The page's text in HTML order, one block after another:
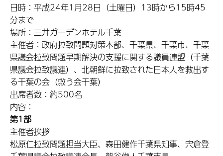
日時：平成24年1月28日（土曜日）13時から15時45
分まで
場所：三井ガーデンホテル千葉
主催者：政府拉致問題対策本部、千葉県、千葉市、千葉
県議会拉致問題早期解決の支援に関する議員連盟（千葉
県議会拉致議連）、北朝鮮に拉致された日本人を救出す
る千葉の会（救う会千葉）
出席者数：約500名
内容：
第1部
主催者挨拶
松原仁拉致問題担当大臣、森田健作千葉県知事、宍倉登